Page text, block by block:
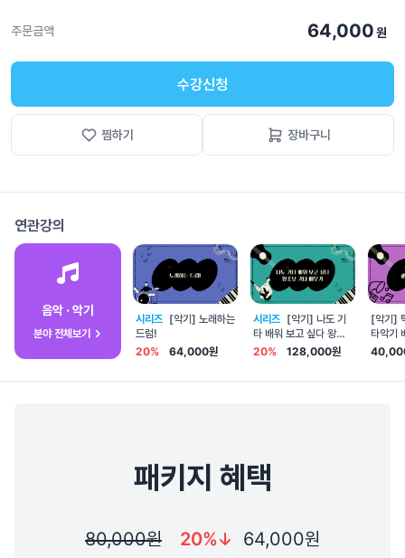
주문금액 64,000원
수강신청
찜하기 장바구니
연관강의
음악 · 악기
분야 전체보기
시리즈 [악기] 노래하는
드럼!
20%
64,000원
시리즈 [악기] 나도 기
타 배워 보고 싶다 왕초
보 기타 배우기
20% 128,000원
[악기]
타악기
- 카혼
패키지 혜택
80,000원 20% 64,000원